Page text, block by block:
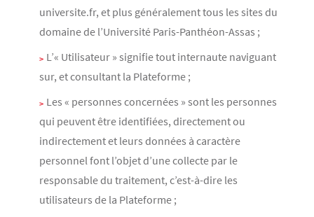
universite.fr, et plus généralement tous les sites du
domaine de l’Université Paris-Panthéon-Assas ;
L’« Utilisateur » signifie tout internaute naviguant
sur, et consultant la Plateforme ;
Les « personnes concernées » sont les personnes
qui peuvent être identifiées, directement ou
indirectement et leurs données à caractère
personnel font l’objet d’une collecte par le
responsable du traitement, c’est-à-dire les
utilisateurs de la Plateforme ;